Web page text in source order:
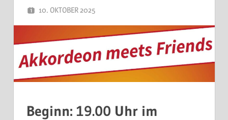
10. OKTOBER 2025
Beginn: 19.00 Uhr im